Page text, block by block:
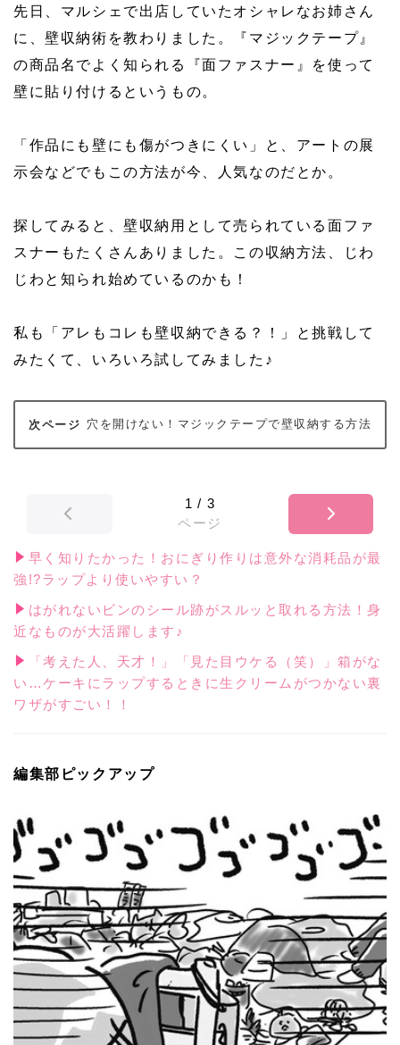
先日、マルシェで出店していたオシャレなお姉さん
に、壁収納術を教わりました。『マジックテープ』
の商品名でよく知られる『面ファスナー』を使って
壁に貼り付けるというもの。
「作品にも壁にも傷がつきにくい」と、アートの展
示会などでもこの方法が今、人気なのだとか。
探してみると、壁収納用として売られている面ファ
スナーもたくさんありました。この収納方法、じわ
じわと知られ始めているのかも！
私も「アレもコレも壁収納できる？！」と挑戦して
みたくて、いろいろ試してみました♪
穴を開けない！マジックテープで壁収納する方法
1 / 3
ページ
早く知りたかった！おにぎり作りは意外な消耗品が最
強!?ラップより使いやすい？
はがれないビンのシール跡がスルッと取れる方法！身
近なものが大活躍します♪
「考えた人、天才！」「見た目ウケる（笑）」箱がな
い…ケーキにラップするときに生クリームがつかない裏
ワザがすごい！！
編集部ピックアップ